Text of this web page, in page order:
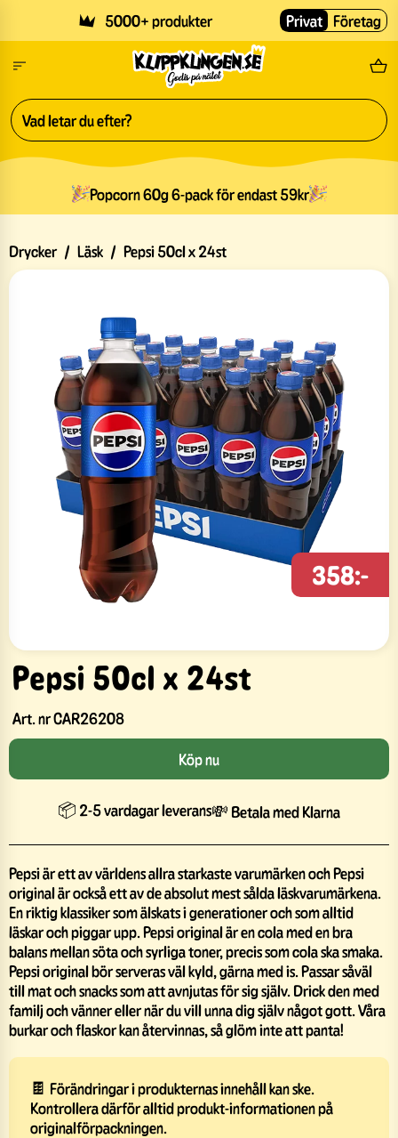
5000+ produkter Fri
Privat Företag
Popcorn 60g 6-pack för endast 59kr
Drycker / Läsk / Pepsi 50cl x 24st
Pepsi 50cl x 24st
Art. nrCAR26208
358:-
Köp nu
📦 2-5 vardagar leverans💸 Betala med Klarna
Pepsi är ett av världens allra starkaste varumärken och Pepsi
original är också ett av de absolut mest sålda läskvarumärkena.
En riktig klassiker som älskats i generationer och som alltid
läskar och piggar upp. Pepsi original är en cola med en bra
balans mellan söta och syrliga toner, precis som cola ska smaka.
Pepsi original bör serveras väl kyld, gärna med is. Passar såväl
till mat och snacks som att avnjutas för sig själv. Drick den med
familj och vänner eller när du vill unna dig själv något gott. Våra
burkar och flaskor kan återvinnas, så glöm inte att panta!
🍫 Förändringar i produkternas innehåll kan ske.
Kontrollera därför alltid produkt-informationen på
originalförpackningen.